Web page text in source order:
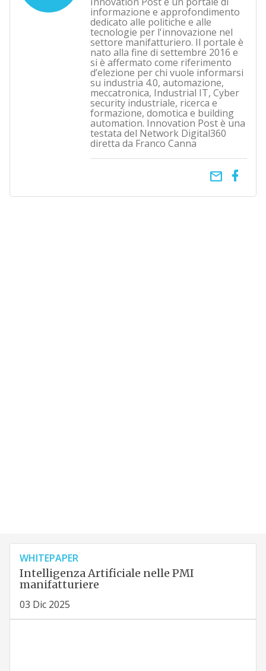
informazione e approfondimento
dedicato alle politiche e alle
tecnologie per l'innovazione nel
settore manifatturiero. Il portale è
nato alla fine di settembre 2016 e
si è affermato come riferimento
d’elezione per chi vuole informarsi
su industria 4.0, automazione,
meccatronica, Industrial IT, Cyber
security industriale, ricerca e
formazione, domotica e building
automation. Innovation Post è una
testata del Network Digital360
diretta da Franco Canna
email
WHITEPAPER
Intelligenza Artificiale nelle PMI
manifatturiere
03 Dic 2025